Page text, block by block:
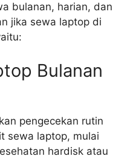
bulanan, harian, dan
jika sewa laptop di
Bulanan
pengecekan rutin
sewa laptop, mulai
hardisk atau